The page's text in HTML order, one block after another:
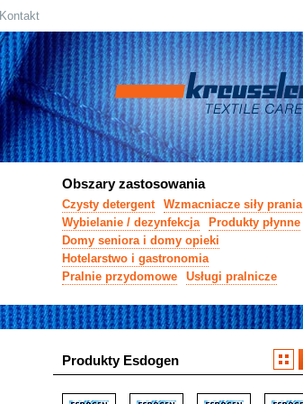
Kontakt
Obszary zastosowania
Czysty detergent
Wzmacniacze siły prania
Wybielanie / dezynfekcja
Produkty płynne
Domy seniora i domy opieki
Hotelarstwo i gastronomia
Pralnie przydomowe
Usługi pralnicze
Produkty Esdogen
select language